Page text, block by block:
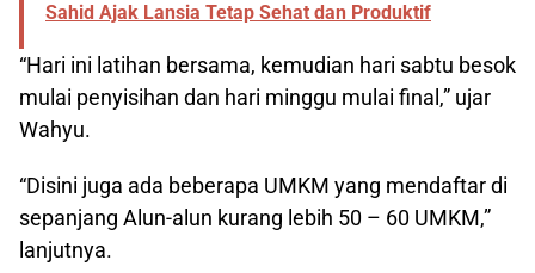
Sahid Ajak Lansia Tetap Sehat dan Produktif
“Hari ini latihan bersama, kemudian hari sabtu besok
mulai penyisihan dan hari minggu mulai final,” ujar
Wahyu.
“Disini juga ada beberapa UMKM yang mendaftar di
sepanjang Alun-alun kurang lebih 50 – 60 UMKM,”
lanjutnya.